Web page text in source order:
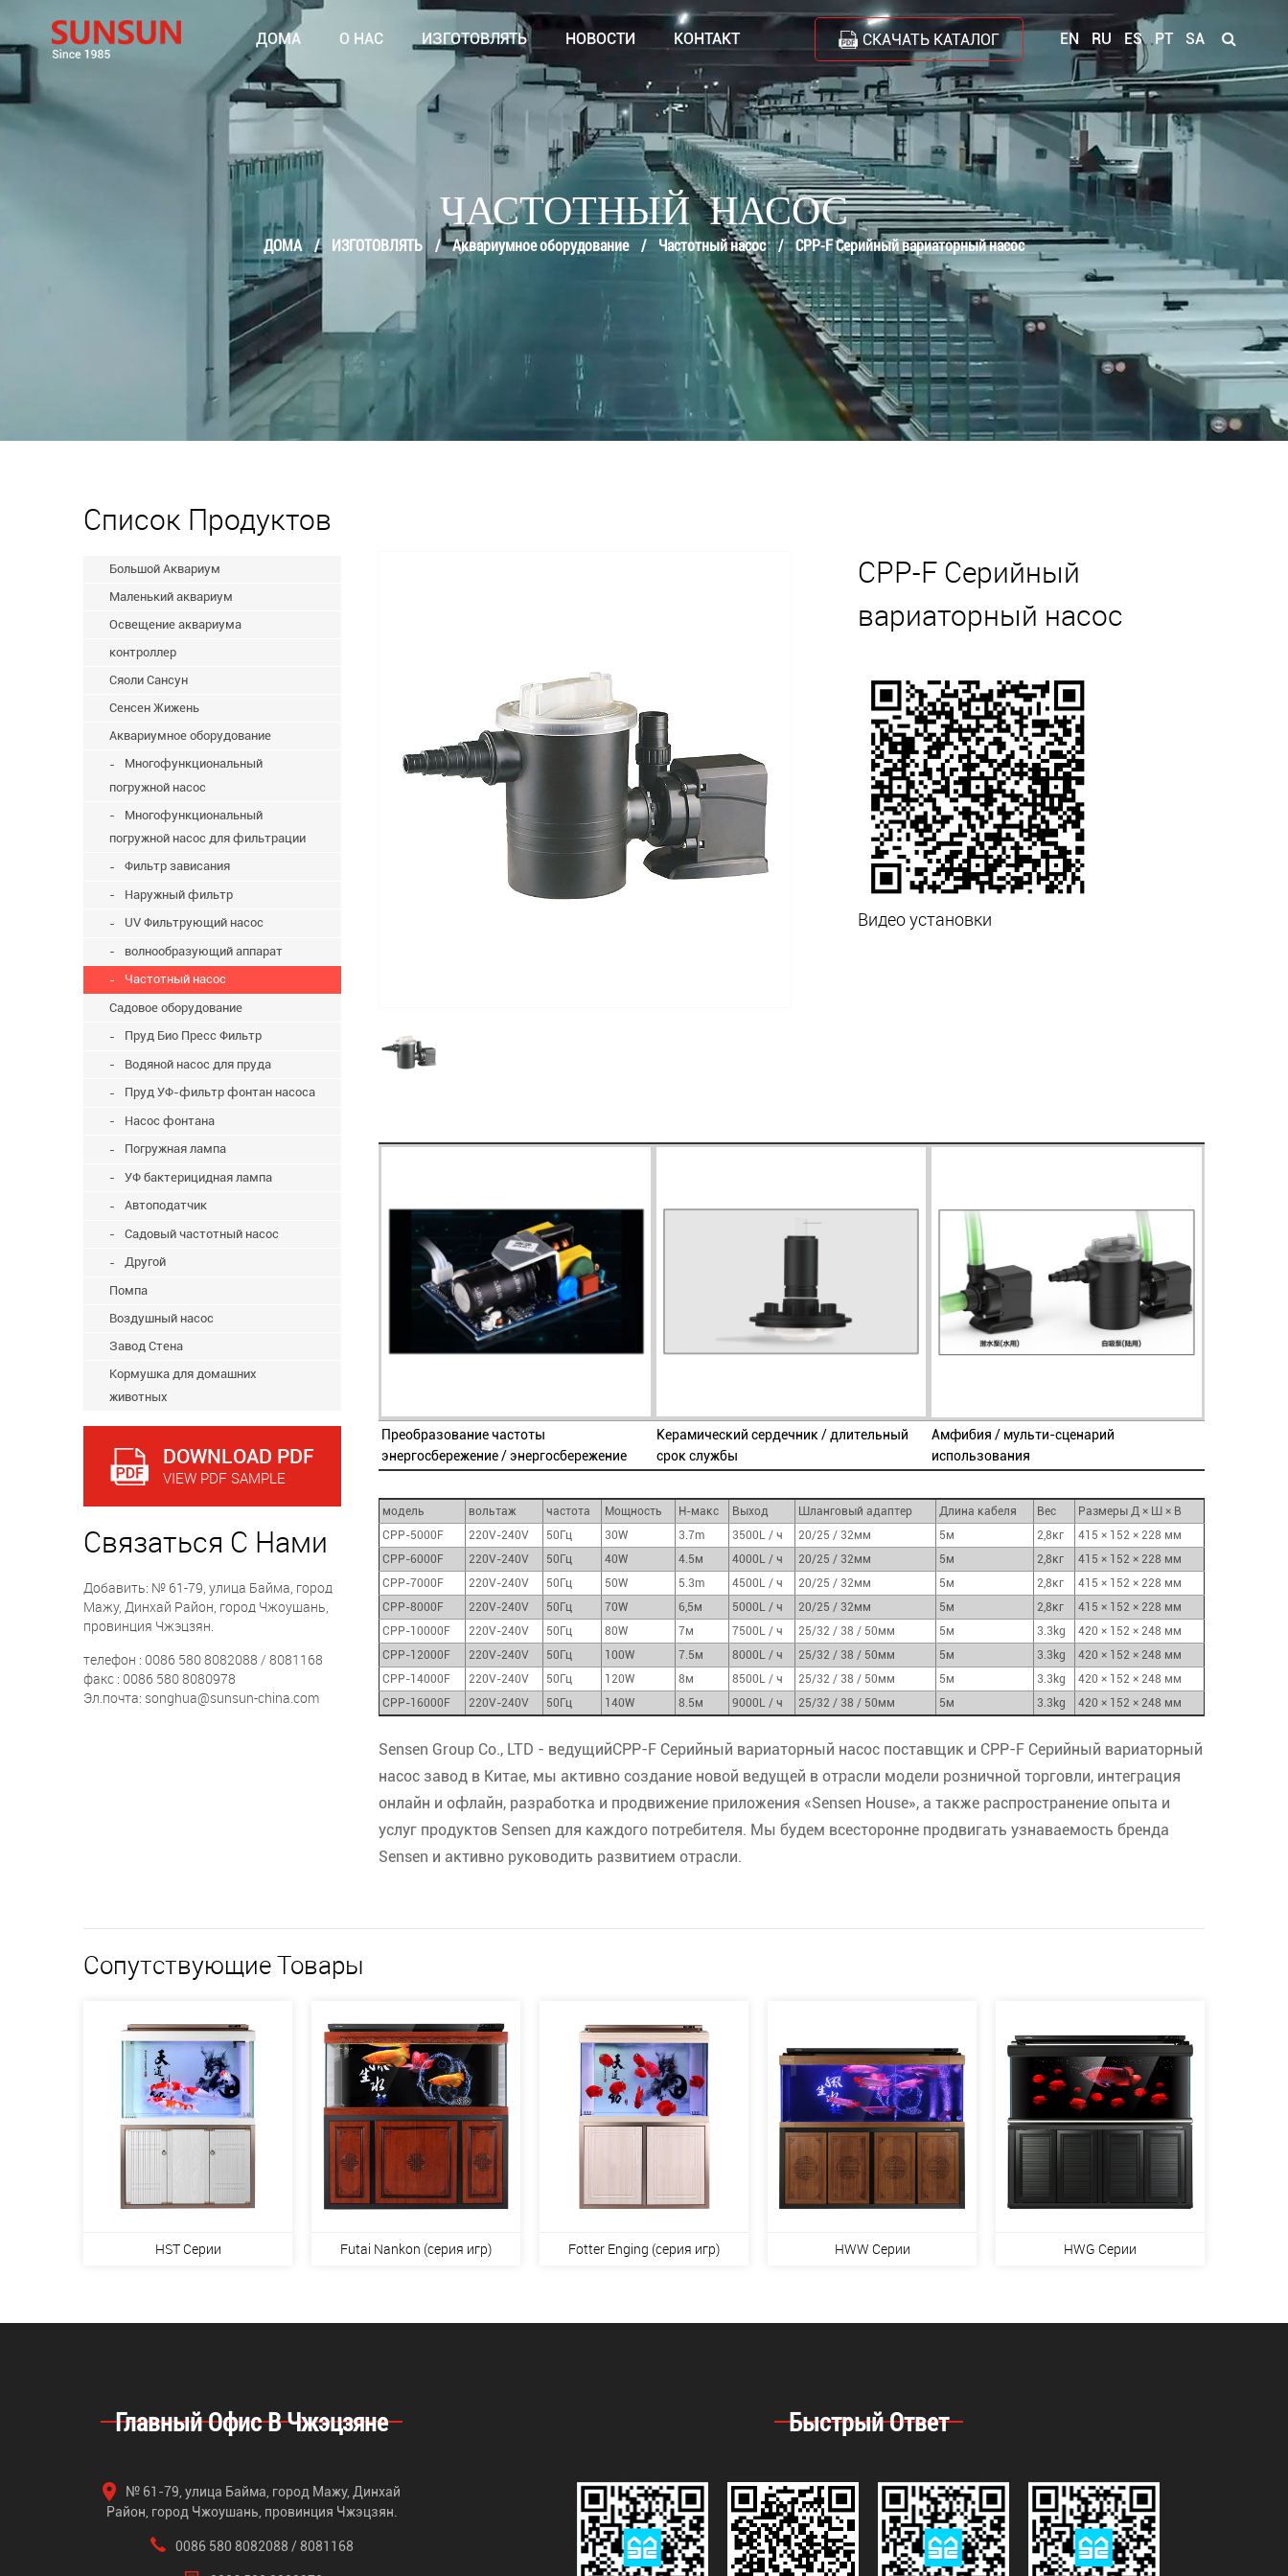
ДОМА О НАС ИЗГОТОВЛЯТЬ НОВОСТИ КОНТАКТ СКАЧАТЬ КАТАЛОГ EN RU ES PT SA
ЧАСТОТНЫЙ НАСОС
ДОМА / ИЗГОТОВЛЯТЬ / Аквариумное оборудование / Частотный насос / CPP-F Серийный вариаторный насос
Список Продуктов
Большой Аквариум
Маленький аквариум
Освещение аквариума
контроллер
Сяоли Сансун
Сенсен Жижень
Аквариумное оборудование
Многофункциональный
погружной насос
Многофункциональный
погружной насос для фильтрации
Фильтр зависания
Наружный фильтр
UV Фильтрующий насос
волнообразующий аппарат
Частотный насос
Садовое оборудование
Пруд Био Пресс Фильтр
Водяной насос для пруда
Пруд УФ-фильтр фонтан насоса
Насос фонтана
Погружная лампа
УФ бактерицидная лампа
Автоподатчик
Садовый частотный насос
Другой
Помпа
Воздушный насос
Завод Стена
Кормушка для домашних
животных
DOWNLOAD PDF
VIEW PDF SAMPLE
Связаться С Нами
Добавить: № 61-79, улица Байма, город
Мажу, Динхай Район, город Чжоушань,
провинция Чжэцзян.
телефон : 0086 580 8082088 / 8081168
факс : 0086 580 8080978
Эл.почта: songhua@sunsun-china.com
CPP-F Серийный
вариаторный насос
Видео установки
Преобразование частоты
энергосбережение / энергосбережение
Керамический сердечник / длительный
срок службы
Амфибия / мульти-сценарий
использования
модель вольтаж частота Мощность Н-макс Выход Шланговый адаптер Длина кабеля Вес
Размеры Д × Ш × В
CPP-5000F
220V-240V 50Гц 30W 3.7m 3500L / ч 20/25 / 32мм 5м 2,8кг
415 × 152 × 228 мм
CPP-6000F
220V-240V 50Гц 40W 4.5м 4000L / ч 20/25 / 32мм 5м 2,8кг
415 × 152 × 228 мм
CPP-7000F
220V-240V 50Гц 50W 5.3m 4500L / ч 20/25 / 32мм 5м 2,8кг
415 × 152 × 228 мм
CPP-8000F
220V-240V 50Гц 70W 6,5м 5000L / ч 20/25 / 32мм 5м 2,8кг
415 × 152 × 228 мм
CPP-10000F
220V-240V 50Гц 80W 7м 7500L / ч 25/32 / 38 / 50мм 5м 3.3kg
420 × 152 × 248 мм
CPP-12000F
220V-240V 50Гц 100W 7.5м 8000L / ч 25/32 / 38 / 50мм 5м 3.3kg
420 × 152 × 248 мм
CPP-14000F
220V-240V 50Гц 120W 8м 8500L / ч 25/32 / 38 / 50мм 5м 3.3kg
420 × 152 × 248 мм
CPP-16000F
220V-240V 50Гц 140W 8.5м 9000L / ч 25/32 / 38 / 50мм 5м 3.3kg 420 × 152 × 248 мм
Sensen Group Co., LTD - ведущийCPP-F Серийный вариаторный насос поставщики CPP-F Серийный вариаторный
насос завод в Китае, мы активно создание новой ведущей в отрасли модели розничной торговли, интеграция
онлайн и офлайн, разработка и продвижение приложения «Sensen House», а также распространение опыта и
услуг продуктов Sensen для каждого потребителя. Мы будем всесторонне продвигать узнаваемость бренда
Sensen и активно руководить развитием отрасли.
Сопутствующие Товары
HST Серии Futai Nankon (серия игр) Fotter Enging (серия игр) HWW Серии HWG Серии
Главный Офис В Чжэцзяне
№ 61-79, улица Байма, город Мажу, Динхай
Район, город Чжоушань, провинция Чжэцзян.
0086 580 8082088 / 8081168
Быстрый Ответ